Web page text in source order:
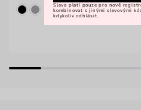
Sleva platí pouze pro nově
kombinovat s jinými slevovými
kdykoliv odhlásit.